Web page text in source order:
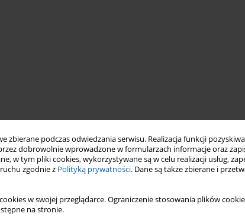
zbierane podczas odwiedzania serwisu. Realizacja funkcji
dobrowolnie wprowadzone w formularzach informacje oraz
w tym pliki cookies, wykorzystywane są w celu realizacji usług,
zgodnie z Polityką prywatności. Dane są także zbierane i
w swojej przeglądarce. Ograniczenie stosowania plików
na stronie.